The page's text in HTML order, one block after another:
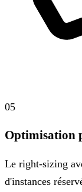
05
Optimisation
Le right-sizing
d'instances